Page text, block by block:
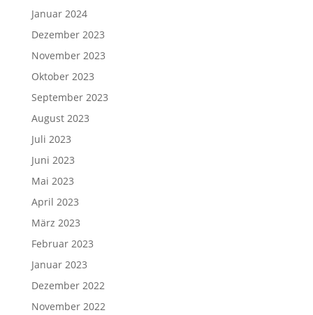
Januar 2024
Dezember 2023
November 2023
Oktober 2023
September 2023
August 2023
Juli 2023
Juni 2023
Mai 2023
April 2023
März 2023
Februar 2023
Januar 2023
Dezember 2022
November 2022